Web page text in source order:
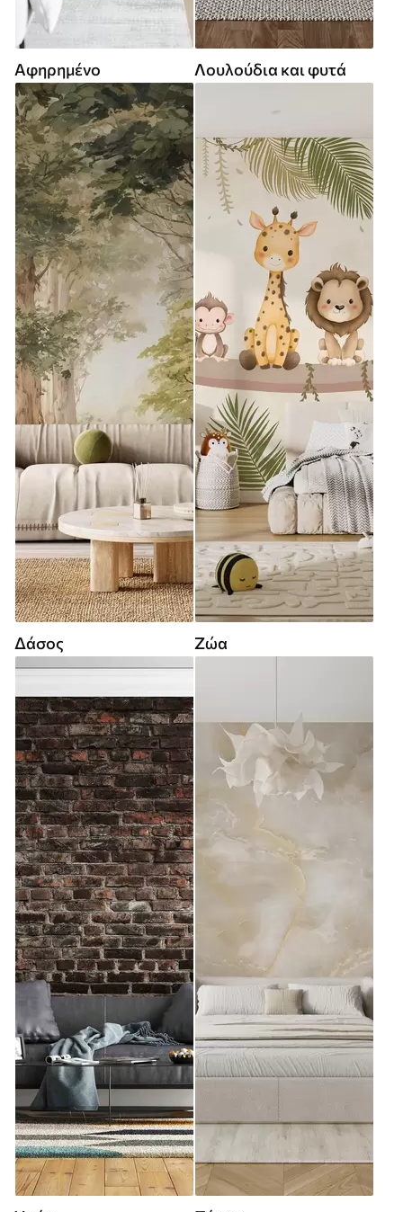
Αφηρημένο Λουλούδια και φυτά
Δάσος Ζώα